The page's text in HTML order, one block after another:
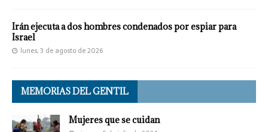
Irán ejecuta a dos hombres condenados por espiar para
Israel
lunes, 3 de agosto de 2026
MEMORIAS DEL GENTIL
Mujeres que se cuidan